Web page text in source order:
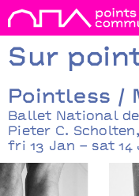
Sur
Pointless /
Ballet National
Pieter C.
fri 13 Jan – sat 14